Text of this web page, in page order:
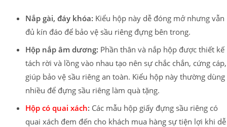
Nắp gài, đáy khóa: Kiểu hộp này dễ đóng mở nhưng vẫn
đủ kín đáo để bảo vệ sầu riêng đựng bên trong.
Hộp nắp âm dương: Phần thân và nắp hộp được thiết kế
tách rời và lồng vào nhau tạo nên sự chắc chắn, cứng cáp,
giúp bảo vệ sầu riêng an toàn. Kiểu hộp này thường dùng
nhiều để đựng sầu riêng làm quà tặng.
Hộp có quai xách: Các mẫu hộp giấy đựng sầu riêng có
quai xách đem đến cho khách mua hàng sự tiện lợi khi dễ